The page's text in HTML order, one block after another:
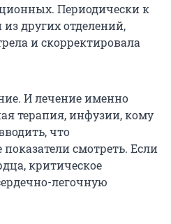
Периодически к
других отделений,
и скорректировала
И лечение именно
терапия, инфузии, кому
что
смотреть. Если
критическое
легочную